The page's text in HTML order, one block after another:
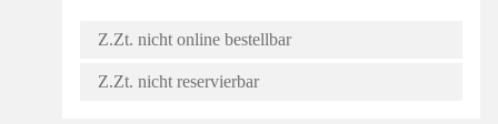
Z.Zt. nicht online bestellbar
Z.Zt. nicht reservierbar